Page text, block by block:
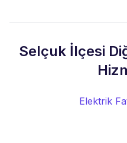
Selçuk İlçesi
Elektrik